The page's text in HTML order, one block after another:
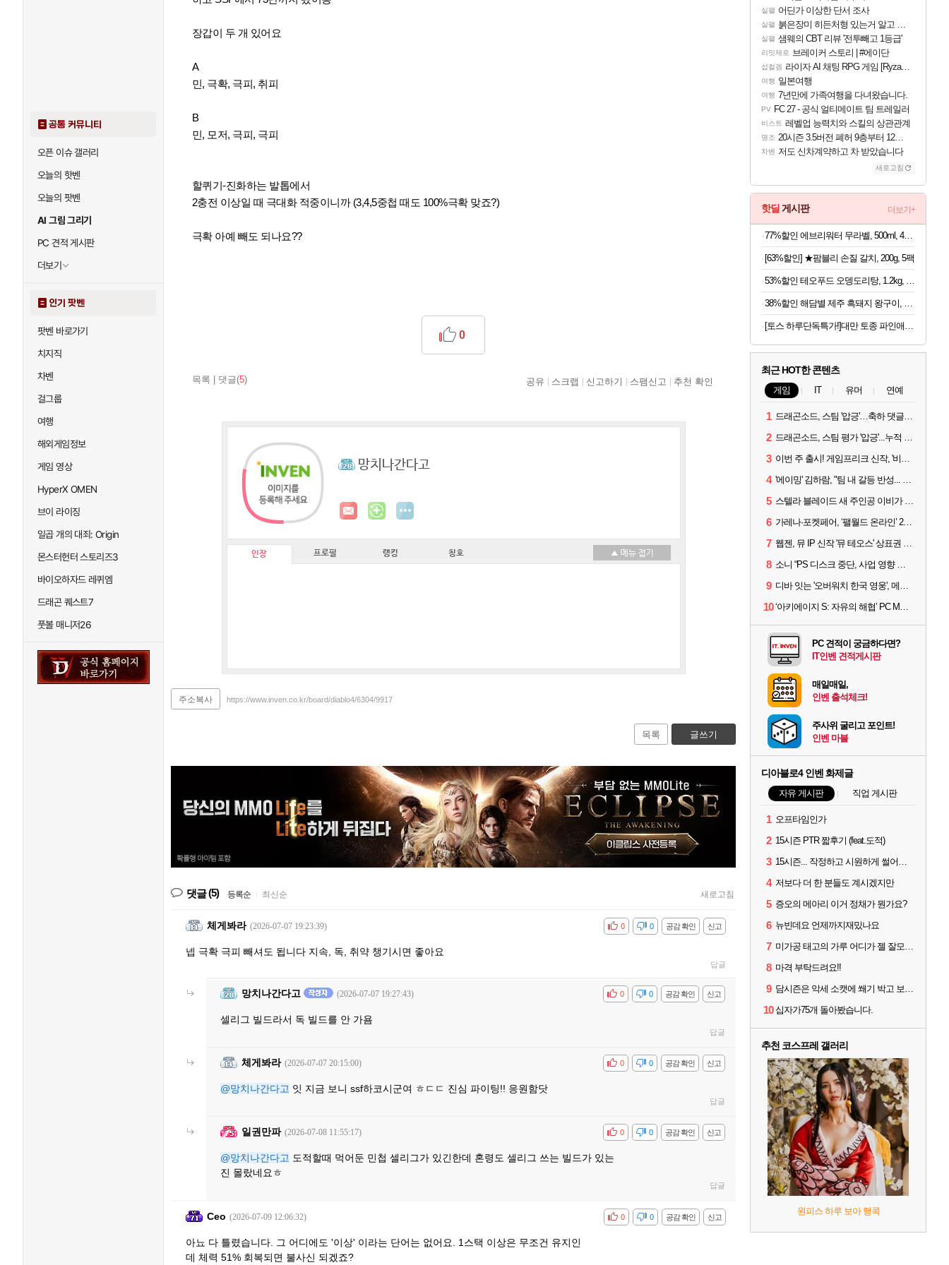
공통 커뮤니티
오픈 이슈 갤러리
오늘의 핫벤
오늘의 팟벤
AI 그림 그리기
PC 견적 게시판
더보기
인기 팟벤
팟벤 바로가기
치지직
차벤
걸그룹
여행
해외게임정보
게임 영상
HyperX OMEN
브이 라이징
일곱 개의 대죄: Origin
몬스터헌터 스토리즈3
바이오하자드 레퀴엠
드래곤 퀘스트7
풋볼 매니저26
장갑이 두 개 있어요
A
민, 극확, 극피, 취피
B
민, 모저, 극피, 극피
할퀴기-진화하는 발톱에서
2충전 이상일 때 극대화 적중이니까 (3,4,5중첩 때도 100%극확 맞죠?)
극확 아예 빼도 되나요??
목록 댓글(5)
0
공유 스크랩 신고하기 스팸신고 추천 확인
망치나간다고
인장 프로필 랭킹 칭호
주소복사 https://www.inven.co.kr/board/diablo4/6304/9917
목록 글쓰기
댓글(5) 등록순 최신순 새로고침
체게봐라 (2026-07-07 19:23:39) 신고
공감 확인
비공감 0
0
넵 극확 극피 빼셔도 됩니다 지속, 독, 취약 챙기시면 좋아요
답글
망치나간다고 (2026-07-07 19:27:43) 신고
공감 확인
비공감 0
0
셀리그 빌드라서 독 빌드를 안 가욤
답글
체게봐라 (2026-07-07 20:15:00) 신고
공감 확인
비공감 0
0
@망치나간다고 잇 지금 보니 ssf하코시군여 ㅎㄷㄷ 진심 파이팅!! 응원함닷
답글
일권만파 (2026-07-08 11:55:17) 신고
공감 확인
비공감 0
0
@망치나간다고 도적할때 먹어둔 민첩 셀리그가 있긴한데 혼령도 셀리그 쓰는 빌드가 있는
진 몰랐네요ㅎ
답글
Ceo (2026-07-09 12:06:32) 신고
공감 확인
비공감 0
0
아뇨 다 틀렸습니다. 그 어디에도 '이상' 이라는 단어는 없어요. 1스택 이상은 무조건 유지인
데 체력 51% 회복되면 불사신 되겠죠?
실팰 어딘가 이상한 단서 조사
실팰 붉은장미 히든처형 있는거 알고 있었음?
실팰 샘웨의 CBT 리뷰 '전투빼고 1등급'
리밋제로 브레이커 스토리 | #에이단
섭컬겜 라이자 AI 채팅 RPG 게임 [RyzaChat: AI] 공개
여행 일본여행
여행 7년만에 가족여행을 다녀왔습니다.
PV FC 27 - 공식 얼티메이트 팀 트레일러
비스트 레벨업 능력치와 스킬의 상관관계
명조 20시즌 3.5버전 폐허 9층부터 12층까지 클리어 조합 | 죽음의 노래와 바닷속 폐허 |
차벤 저도 신차계약하고 차 받았습니다
새로고침
핫딜 게시판 더보기+
77%할인 에브리워터 무라벨, 500ml, 40개
[63%할인] ★팜블리 손질 갈치, 200g, 5팩
[토스 하루단독특가!]대만 토종 파인애플 펑리수, 180g, 2박스
최근 HOT한 콘텐츠
게임 IT 유머 연예
1 드래곤소드, 스팀 '압긍'…축하 댓글 달고 게임 코드 받자!
2 드래곤소드, 스팀 평가 '압긍'...누적 판매량 20만장 돌파
3 이번 주 출시! 게임프리크 신작, '비스트 오브 리인카네이션'
4 '에이밍' 김하람, "팀 내 갈등 반성... 끝까지 뛰고 싶었다"
5 스텔라 블레이드 새 주인공 이비가 부릅니다, 'Wanna be in LOVE' 뮤비 공개
6 가레나·포켓페어, ‘팰월드 온라인’ 2026년 출시 예고
7 웹젠, 뮤 IP 신작 '뮤 테오스' 상표권 출원
8 소니 “PS 디스크 중단, 사업 영향 없다”
9 디바 잇는 '오버워치 한국 영웅', 메카 파일럿 디몬 나온다
10 ‘아키에이지 S: 자유의 해협’ PC MMORPG로 개발한다
PC 견적이 궁금하다면?
IT인벤 견적게시판
매일매일,
인벤 출석체크!
주사위 굴리고 포인트!
인벤 마블
디아블로4 인벤 화제글
자유 게시판 직업 게시판
1 오프타임인가
2 15시즌 PTR 짧후기 (feat.도적)
3 15시즌... 작정하고 시원하게 썰어보라고 만든시즌인 듯
4 저보다 더 한 분들도 계시겠지만
5 증오의 메아리 이거 정채가 뭔가요?
6 뉴빈데요 언제까지재밌나요
7 미가공 태고의 가루 어디가 젤 잘모이나요? ㅎㅎ
8 마격 부탁드려요!!
9 담시즌은 악세 소캣에 쐐기 박고 보석위력증가 띄우는 변성이 메인입니다ㅡ
10 십자가75개 돌아봤습니다.
추천 코스프레 갤러리
원피스 하루 보아 행콕